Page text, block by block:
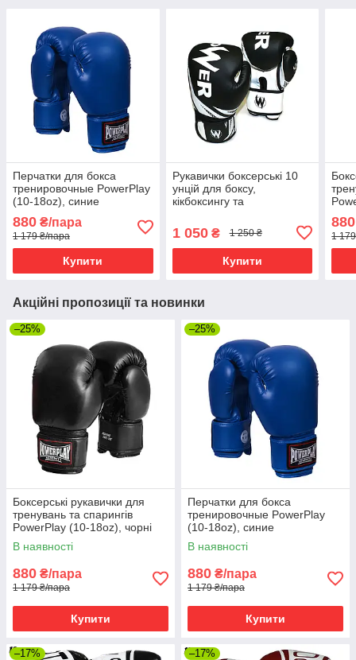
Перчатки для бокса
тренировочные PowerPlay
(10-18oz), синие
880 ₴/пара
1 179 ₴/пара
Купити
Рукавички боксерські 10
унцій для боксу,
кікбоксингу та
чорно-білі
1 050₴ 1 250 ₴
Купити
880
1
Акційні пропозиції та новинки
–25%
Боксерські рукавички для
тренувань та спарингів
PowerPlay (10-18oz), чорні
В наявності
880 ₴/пара
1 179 ₴/пара
Купити
–25%
Перчатки для бокса
тренировочные PowerPlay
(10-18oz), синие
В наявності
880 ₴/пара
1 179 ₴/пара
Купити
–17% –17%